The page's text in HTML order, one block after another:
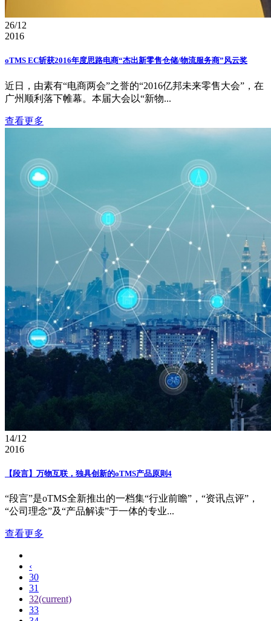
26/12
2016
oTMS EC斩获2016年度思路电商“杰出新零售仓储/物流服务商”风云奖
近日，由素有“电商两会”之誉的“2016亿邦未来零售大会”，在
广州顺利落下帷幕。本届大会以“新物...
查看更多
14/12
2016
【段言】万物互联，独具创新的oTMS产品原则4
“段言”是oTMS全新推出的一档集“行业前瞻”，“资讯点评”，
“公司理念”及“产品解读”于一体的专业...
查看更多
‹
30
31
32(current)
33